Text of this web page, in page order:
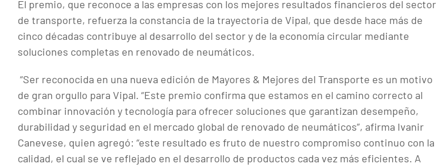
El premio, que reconoce a las empresas con los mejores resultados financieros del sector
de transporte, refuerza la constancia de la trayectoria de Vipal, que desde hace más de
cinco décadas contribuye al desarrollo del sector y de la economía circular mediante
soluciones completas en renovado de neumáticos.
​“Ser reconocida en una nueva edición de Mayores & Mejores del Transporte es un motivo
de gran orgullo para Vipal. “Este premio confirma que estamos en el camino correcto al
combinar innovación y tecnología para ofrecer soluciones que garantizan desempeño,
durabilidad y seguridad en el mercado global de renovado de neumáticos”, afirma Ivanir
Canevese, quien agregó: “este resultado es fruto de nuestro compromiso continuo con la
calidad, el cual se ve reflejado en el desarrollo de productos cada vez más eficientes. A